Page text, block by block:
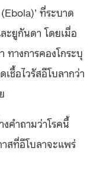
ที่ระบาด
ะยูกันดา โดยเมื่อ
างการคองโกระบุ
ชื้อไวรัสอีโบลากว่า
คำถามว่าโรคนี้
สที่อีโบลาจะแพร่